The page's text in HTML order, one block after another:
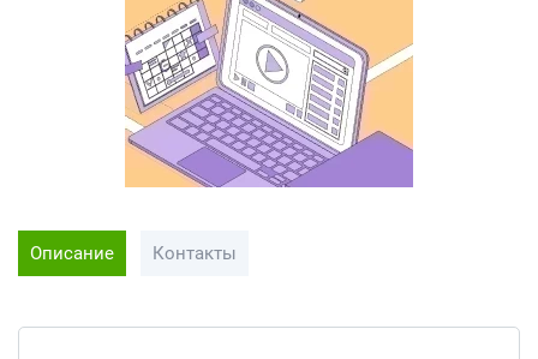
Описание Контакты